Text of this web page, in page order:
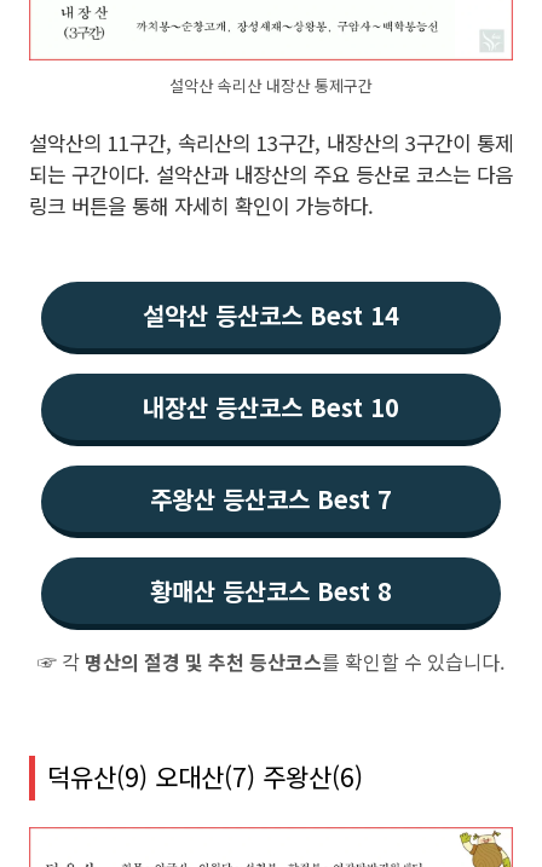
설악산 속리산 내장산 통제구간
설악산의 11구간, 속리산의 13구간, 내장산의 3구간이 통제
되는 구간이다. 설악산과 내장산의 주요 등산로 코스는 다음
링크 버튼을 통해 자세히 확인이 가능하다.
설악산 등산코스 Best 14
내장산 등산코스 Best 10
주왕산 등산코스 Best 7
황매산 등산코스 Best 8
☞ 각 명산의 절경 및 추천 등산코스를 확인할 수 있습니다.
덕유산(9) 오대산(7) 주왕산(6)